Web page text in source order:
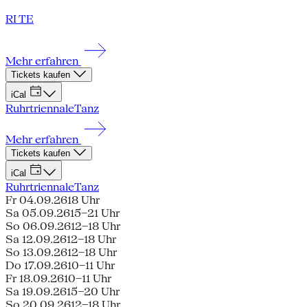
RI TE
Mehr erfahren
Tickets kaufen
iCal
RuhrtriennaleTanz
Mehr erfahren
Tickets kaufen
iCal
RuhrtriennaleTanz
Fr 04.09.2618 Uhr
Sa 05.09.2615–21 Uhr
So 06.09.2612–18 Uhr
Sa 12.09.2612–18 Uhr
So 13.09.2612–18 Uhr
Do 17.09.2610–11 Uhr
Fr 18.09.2610–11 Uhr
Sa 19.09.2615–20 Uhr